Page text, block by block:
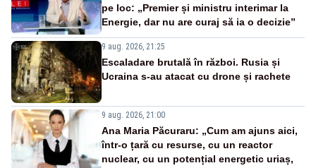
pe loc: „Premier și ministru interimar la
Energie, dar nu are curaj să ia o decizie”
9 aug. 2026, 21:25
Escaladare brutală în război. Rusia și
Ucraina s-au atacat cu drone și rachete
9 aug. 2026, 21:00
Ana Maria Păcuraru: „Cum am ajuns aici,
într-o țară cu resurse, cu un reactor
nuclear, cu un potențial energetic uriaș,